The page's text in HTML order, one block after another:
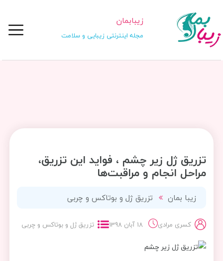
زیبابمان
مجله اینترنتی زیبایی و سلامت
تزریق ژل زیر چشم ، فواید این تزریق،
مراحل انجام و مراقبت‌ها
زیبا بمان تزریق ژل و بوتاکس و چربی
کسری مرادی 18 آبان 1398 تزریق ژل و بوتاکس و چربی